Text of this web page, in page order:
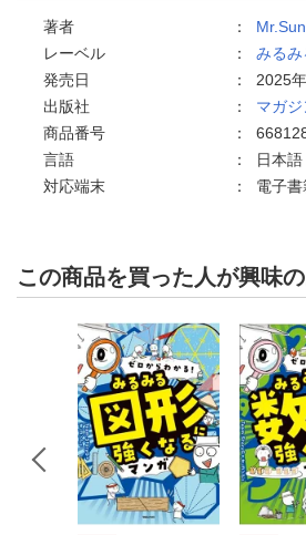
著者 ： Mr.Sun
レーベル
： みる
発売日
： 2025
出版社
： マガジ
商品番号
：
言語
：
日本語
対応端末
： 電子
この商品を買った人が興味